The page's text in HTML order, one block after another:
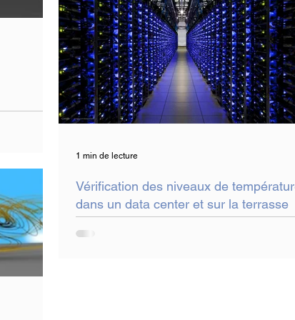
Vérification des niveaux de
dans un data center et sur la terrasse
technique
1 min de lecture